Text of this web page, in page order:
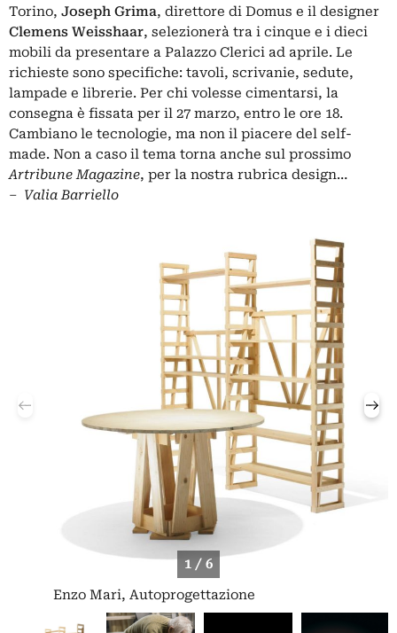
Torino, Joseph Grima, direttore di Domus e il designer
Clemens Weisshaar, selezionerà tra i cinque e i dieci
mobili da presentare a Palazzo Clerici ad aprile. Le
richieste sono specifiche: tavoli, scrivanie, sedute,
lampade e librerie. Per chi volesse cimentarsi, la
consegna è fissata per il 27 marzo, entro le ore 18.
Cambiano le tecnologie, ma non il piacere del self-
made. Non a caso il tema torna anche sul prossimo
Artribune Magazine, per la nostra rubrica design…
– Valia Barriello
1 / 6
Enzo Mari, Autoprogettazione